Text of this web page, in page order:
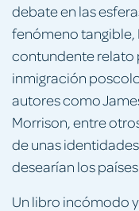
debate en las
fenómeno tangible,
contundente relato
inmigración
autores como
Morrison, entre
de unas
desearían los
Un libro incómodo